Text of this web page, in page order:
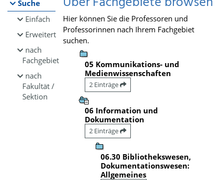
Suche
Einfach
Erweitert
nach
Fachgebiet
nach
Fakultät /
Sektion
Hier können Sie die Professoren und
Professorinnen nach Ihrem Fachgebiet
suchen.
05 Kommunikations- und
Medienwissenschaften
2 Einträge
06 Information und
Dokumentation
2 Einträge
06.30 Bibliothekswesen,
Dokumentationswesen:
Allgemeines